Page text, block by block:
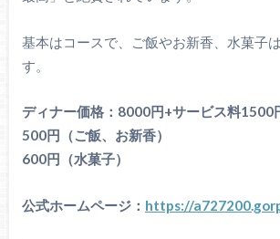
基本はコースで、ご飯やお新香、水菓子
す。
ディナー価格：8000円+サービス料1500
500円（ご飯、お新香）
600円（水菓子）
公式ホームページ： https://